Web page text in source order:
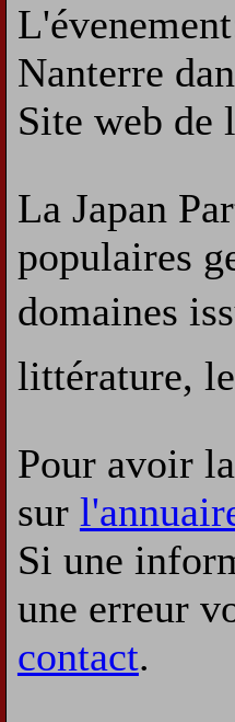
Nanterre
Site web de
La Japan
populaires
domaines
littérature,
Pour avoir
sur
Si une
une erreur
contact.